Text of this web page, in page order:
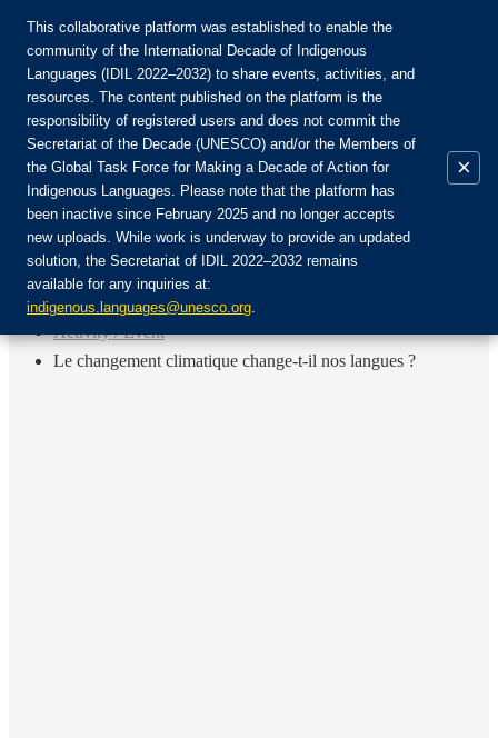
Присоединяйтесь к сообществу:
Авторизоваться
EN
FR
Назад
Activity / Event
Le changement climatique change-t-il nos langues ?
This collaborative platform was established to enable the
community of the International Decade of Indigenous
Languages (IDIL 2022–2032) to share events, activities, and
resources. The content published on the platform is the
responsibility of registered users and does not commit the
Secretariat of the Decade (UNESCO) and/or the Members of
the Global Task Force for Making a Decade of Action for
Indigenous Languages. Please note that the platform has
been inactive since February 2025 and no longer accepts
new uploads. While work is underway to provide an updated
solution, the Secretariat of IDIL 2022–2032 remains
available for any inquiries at:
indigenous.languages@unesco.org.
×